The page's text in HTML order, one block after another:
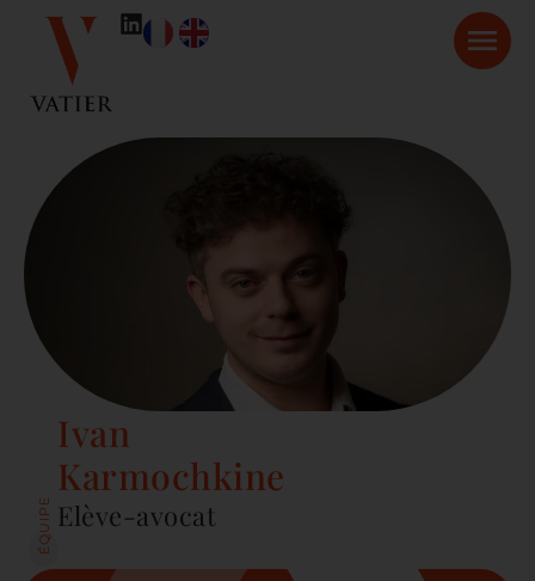
ÉQUIPE
Ivan
Karmochkine
Elève-avocat